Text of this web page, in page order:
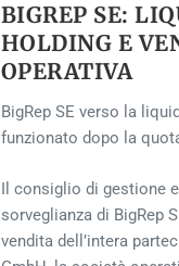
BIGREP SE:
HOLDING E
OPERATIVA
BigRep SE verso la
funzionato dopo la
Il consiglio di gestione
sorveglianza di BigRep
vendita dell’intera